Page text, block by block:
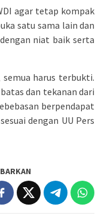
agar tetap kompak
satu sama lain dan
niat baik serta
harus terbukti.
dan tekanan dari
berpendapat
dengan UU Pers